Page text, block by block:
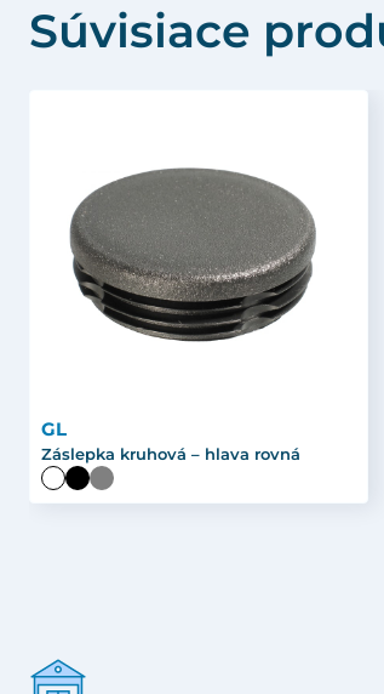
Súvisiace
GL
Záslepka kruhová – hlava rovná